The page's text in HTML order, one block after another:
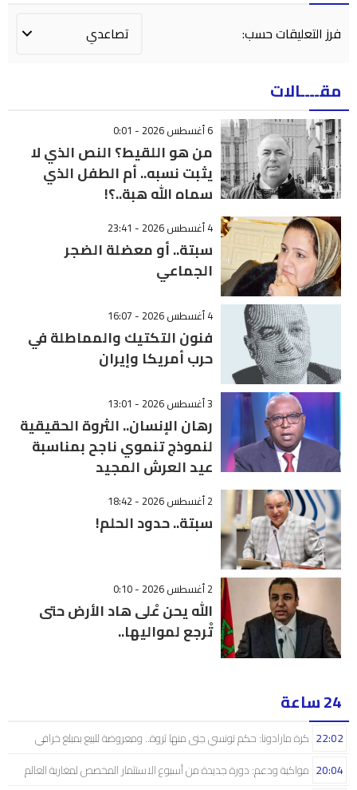
فرز التعليقات حسب:
مقــــالات
6 أغسطس 2026 - 0:01
من هو اللقيط؟ النص الذي لا
يثبت نسبه.. أم الطفل الذي
سماه الله هبة..؟!
4 أغسطس 2026 - 23:41
سبتة.. أو معضلة الضجر
الجماعي
4 أغسطس 2026 - 16:07
فنون التكتيك والمماطلة في
حرب أمريكا وإيران
3 أغسطس 2026 - 13:01
رهان الإنسان.. الثروة الحقيقية
لنموذج تنموي ناجح بمناسبة
عيد العرش المجيد
2 أغسطس 2026 - 18:42
سبتة.. حدود الحلم!
2 أغسطس 2026 - 0:10
الله يحن عْلى هاد الأرض حتى
تْرجع لمواليها..
24 ساعة
كرة مارادونا: حكم تونسي جنى منها ثروة.. ومعروضة للبيع بمبلغ خرافي 22:02
مواكبة ودعم: دورة جديدة من أسبوع الاستثمار المخصص لمغاربة العالم 20:04